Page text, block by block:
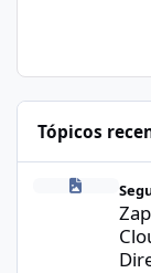
Tópicos
Zapscape (CVE-